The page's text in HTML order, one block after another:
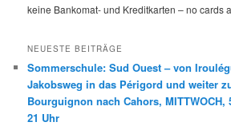
keine Bankomat- und Kreditkarten – no cards
NEUESTE BEITRÄGE
Sommerschule: Sud Ouest – von
Jakobsweg in das Périgord und weiter
Bourguignon nach Cahors,
21 Uhr